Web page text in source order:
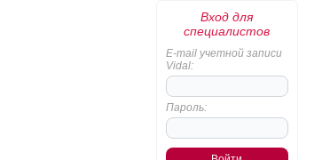
Вход для
специалистов
E-mail учетной записи
Vidal:
Пароль: